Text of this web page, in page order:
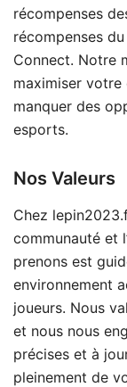
récompenses
récompenses
Connect. Notre
maximiser votre
manquer des
esports.
Nos Valeurs
Chez
communauté et
prenons est
environnement
joueurs. Nous
et nous nous
précises et à
pleinement de